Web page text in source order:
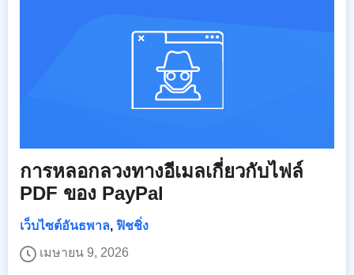
การหลอกลวงทางอีเมลเกี่ยวกับไฟล์
PDF ของ PayPal
เว็บไซต์อันธพาล, ฟิชชิ่ง
เมษายน 9, 2026